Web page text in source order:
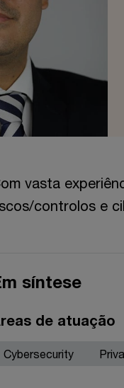
vasta
controlos e
síntese
de atuação
Cybersecurity